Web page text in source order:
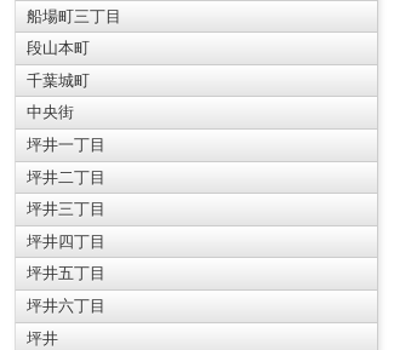
船場町三丁目
段山本町
千葉城町
中央街
坪井一丁目
坪井二丁目
坪井三丁目
坪井四丁目
坪井五丁目
坪井六丁目
坪井